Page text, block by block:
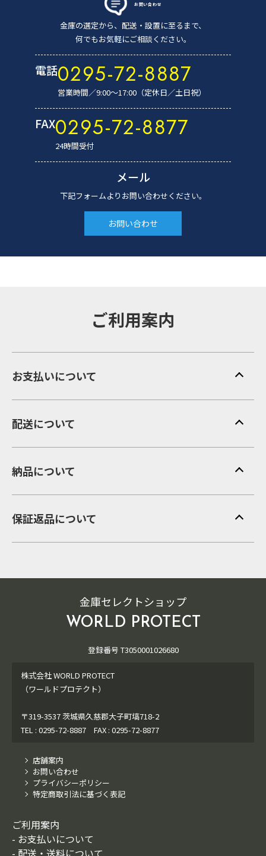
お問い合わせ
金庫の選定から、配送・設置に至るまで、
何でもお気軽にご相談ください。
電話0295-72-8887
営業時間／9:00～17:00（定休日／土日祝）
FAX0295-72-8877
24時間受付
メール
下記フォームよりお問い合わせください。
お問い合わせ
ご利用案内
お支払いについて
配送について
納品について
保証返品について
金庫セレクトショップ
WORLD PROTECT
登録番号 T3050001026680
株式会社 WORLD PROTECT
（ワールドプロテクト）
〒319-3537 茨城県久慈郡大子町塙718-2
TEL : 0295-72-8887 FAX : 0295-72-8877
店舗案内
お問い合わせ
プライバシーポリシー
特定商取引法に基づく表記
ご利用案内
- お支払いについて
- 配送・送料について